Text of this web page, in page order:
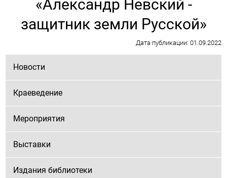
«Александр Невский -
защитник земли Русской»
Дата публикации: 01.09.2022
Новости
Краеведение
Мероприятия
Выставки
Издания библиотеки